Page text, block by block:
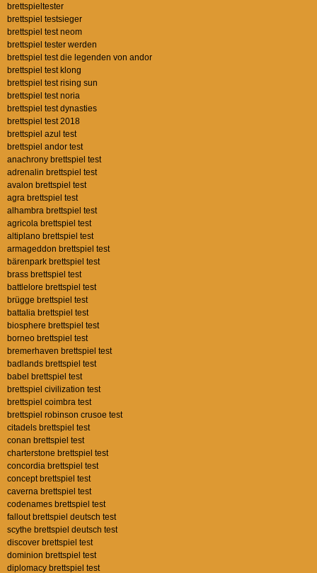
brettspieltester
brettspiel testsieger
brettspiel test neom
brettspiel tester werden
brettspiel test die legenden von andor
brettspiel test klong
brettspiel test rising sun
brettspiel test noria
brettspiel test dynasties
brettspiel test 2018
brettspiel azul test
brettspiel andor test
anachrony brettspiel test
adrenalin brettspiel test
avalon brettspiel test
agra brettspiel test
alhambra brettspiel test
agricola brettspiel test
altiplano brettspiel test
armageddon brettspiel test
bärenpark brettspiel test
brass brettspiel test
battlelore brettspiel test
brügge brettspiel test
battalia brettspiel test
biosphere brettspiel test
borneo brettspiel test
bremerhaven brettspiel test
badlands brettspiel test
babel brettspiel test
brettspiel civilization test
brettspiel coimbra test
brettspiel robinson crusoe test
citadels brettspiel test
conan brettspiel test
charterstone brettspiel test
concordia brettspiel test
concept brettspiel test
caverna brettspiel test
codenames brettspiel test
fallout brettspiel deutsch test
scythe brettspiel deutsch test
discover brettspiel test
dominion brettspiel test
diplomacy brettspiel test